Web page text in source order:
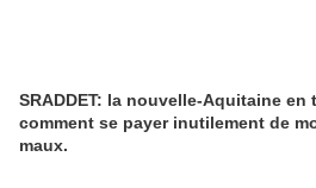
SRADDET: la nouvelle-Aquitaine en
comment se payer inutilement de
maux.